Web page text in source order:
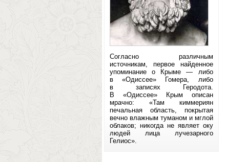
Согласно различным
источникам, первое найденное
упоминание о Крыме — либо
в «Одиссее» Гомера, либо
в записях Геродота.
В «Одиссее» Крым описан
мрачно: «Там киммериян
печальная область, покрытая
вечно влажным туманом и мглой
облаков; никогда не являет оку
людей лица лучезарного
Гелиос».